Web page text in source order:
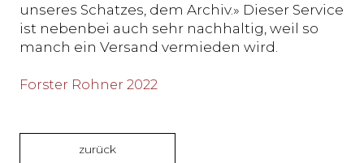
unseres Schatzes, dem Archiv.» Dieser Service
ist nebenbei auch sehr nachhaltig, weil so
manch ein Versand vermieden wird.
Forster Rohner 2022
zurück